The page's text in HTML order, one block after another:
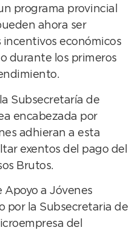
programa provincial
ahora ser
económicos
durante los primeros
Subsecretaría de
encabezada por
adhieran a esta
exentos del pago del
Brutos.
Apoyo a Jóvenes
por la Subsecretaria de
del